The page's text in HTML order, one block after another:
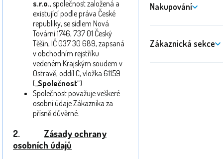
s.r.o., společnost založená a
existující podle práva České
republiky, se sídlem Nová
Tovární 1746, 737 01 Český
Těšín, IČ 037 30 689, zapsaná
v obchodním rejstříku
vedeném Krajským soudem v
Ostravě, oddíl C, vložka 61159
(„Společnost“).
Společnost považuje veškeré
osobní údaje Zákazníka za
přísně důvěrné.
2. Zásady ochrany
osobních údajů
Nakupování
Zákaznická sekce